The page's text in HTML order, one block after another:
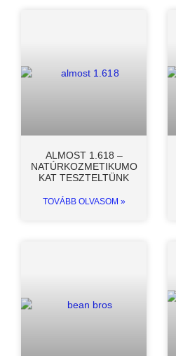
ALMOST 1.618 –
NATÚRKOZMETIKUMO
KAT TESZTELTÜNK
TOVÁBB OLVASOM »